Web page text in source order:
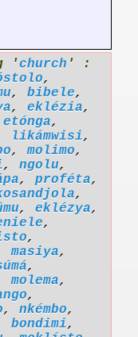
'church ' :
,
, bibele,
, eklézia,
etónga,
likámwisi,
,molimo,
, ngolu,
, proféta,
,
, eklézya,
,
,
masiya,
,
molema,
,
, nkémbo,
bondimi,